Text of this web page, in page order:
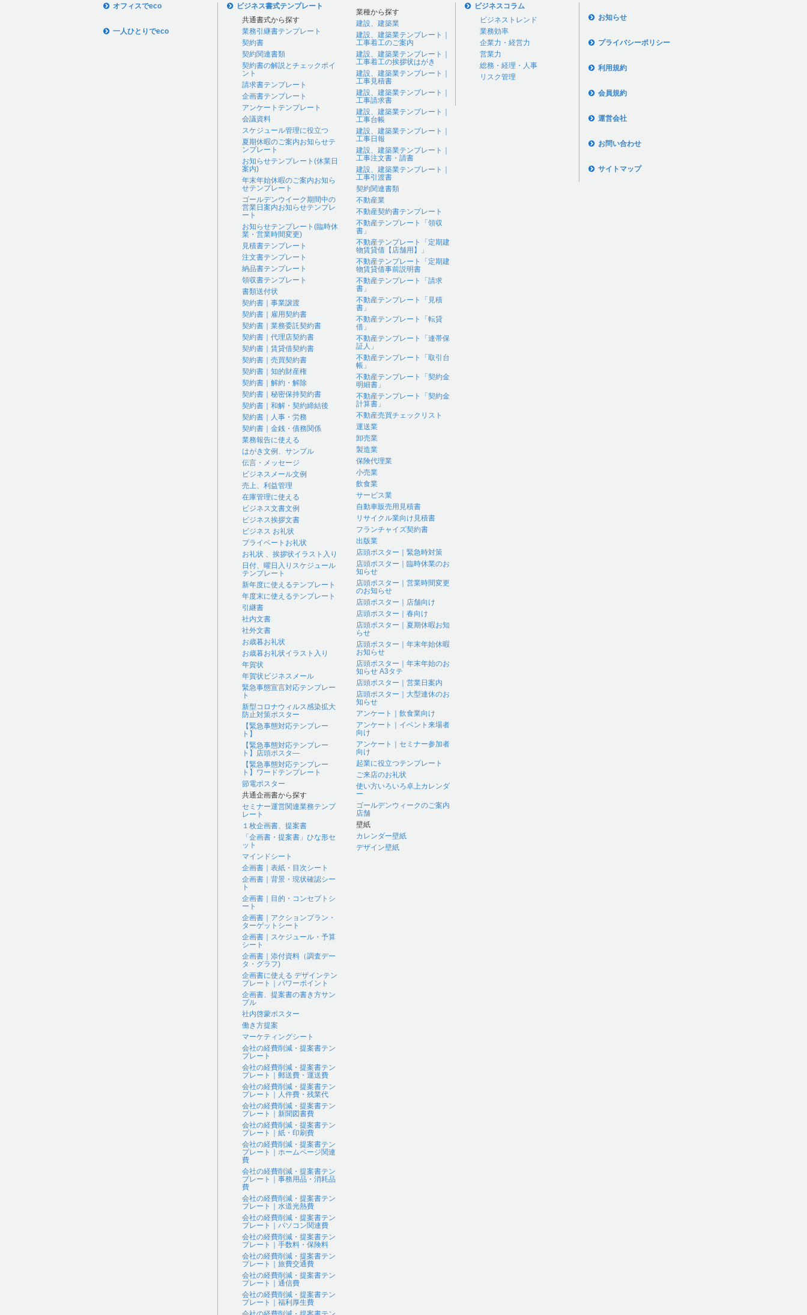
オフィスでeco
一人ひとりでeco
ビジネス書式テンプレート
共通書式から探す
業務引継書テンプレート
契約書
契約関連書類
契約書の解説とチェックポイ
ント
請求書テンプレート
企画書テンプレート
アンケートテンプレート
会議資料
スケジュール管理に役立つ
夏期休暇のご案内お知らせテ
ンプレート
お知らせテンプレート(休業日
案内)
年末年始休暇のご案内お知ら
せテンプレート
ゴールデンウイーク期間中の
営業日案内お知らせテンプレ
ート
お知らせテンプレート(臨時休
業・営業時間変更)
見積書テンプレート
注文書テンプレート
納品書テンプレート
領収書テンプレート
書類送付状
契約書｜事業譲渡
契約書｜雇用契約書
契約書｜業務委託契約書
契約書｜代理店契約書
契約書｜賃貸借契約書
契約書｜売買契約書
契約書｜知的財産権
契約書｜解約・解除
契約書｜秘密保持契約書
契約書｜和解・契約締結後
契約書｜人事・労務
契約書｜金銭・債務関係
業務報告に使える
はがき文例、サンプル
伝言・メッセージ
ビジネスメール文例
売上、利益管理
在庫管理に使える
ビジネス文書文例
ビジネス挨拶文書
ビジネス お礼状
プライベートお礼状
お礼状 、挨拶状イラスト入り
日付、曜日入りスケジュール
テンプレート
新年度に使えるテンプレート
年度末に使えるテンプレート
引継書
社内文書
社外文書
お歳暮お礼状
お歳暮お礼状イラスト入り
年賀状
年賀状ビジネスメール
緊急事態宣言対応テンプレー
ト
新型コロナウィルス感染拡大
防止対策ポスター
【緊急事態対応テンプレー
ト】
【緊急事態対応テンプレー
ト】店頭ポスタ―
【緊急事態対応テンプレー
ト】ワードテンプレート
節電ポスター
共通企画書から探す
セミナー運営関連業務テンプ
レート
１枚企画書、提案書
「企画書・提案書」ひな形セ
ット
マインドシート
企画書｜表紙・目次シート
企画書｜背景・現状確認シー
ト
企画書｜目的・コンセプトシ
ート
企画書｜アクションプラン・
ターゲットシート
企画書｜スケジュール・予算
シート
企画書｜添付資料（調査デー
タ・グラフ)
企画書に使える デザインテン
プレート｜パワーポイント
企画書、提案書の書き方サン
プル
社内啓蒙ポスター
働き方提案
マーケティングシート
会社の経費削減・提案書テン
プレート
会社の経費削減・提案書テン
プレート｜郵送費・運送費
会社の経費削減・提案書テン
プレート｜人件費・残業代
会社の経費削減・提案書テン
プレート｜新聞図書費
会社の経費削減・提案書テン
プレート｜紙・印刷費
会社の経費削減・提案書テン
プレート｜ホームページ関連
費
会社の経費削減・提案書テン
プレート｜事務用品・消耗品
費
会社の経費削減・提案書テン
プレート｜水道光熱費
会社の経費削減・提案書テン
プレート｜パソコン関連費
会社の経費削減・提案書テン
プレート｜手数料・保険料
会社の経費削減・提案書テン
プレート｜旅費交通費
会社の経費削減・提案書テン
プレート｜通信費
会社の経費削減・提案書テン
プレート｜福利厚生費
業種から探す
建設、建築業
建設、建築業テンプレート｜
工事着工のご案内
建設、建築業テンプレート｜
工事着工の挨拶状はがき
建設、建築業テンプレート｜
工事見積書
建設、建築業テンプレート｜
工事請求書
建設、建築業テンプレート｜
工事台帳
建設、建築業テンプレート｜
工事日報
建設、建築業テンプレート｜
工事注文書・請書
建設、建築業テンプレート｜
工事引渡書
契約関連書類
不動産業
不動産契約書テンプレート
不動産テンプレート「領収
書」
不動産テンプレート「定期建
物賃貸借【店舗用】」
不動産テンプレート「定期建
物賃貸借事前説明書
不動産テンプレート「請求
書」
不動産テンプレート「見積
書」
不動産テンプレート「転貸
借」
不動産テンプレート「連帯保
証人」
不動産テンプレート「取引台
帳」
不動産テンプレート「契約金
明細書」
不動産テンプレート「契約金
計算書」
不動産売買チェックリスト
運送業
卸売業
製造業
保険代理業
小売業
飲食業
サービス業
自動車販売用見積書
リサイクル業向け見積書
フランチャイズ契約書
出版業
店頭ポスター｜緊急時対策
店頭ポスター｜臨時休業のお
知らせ
店頭ポスター｜営業時間変更
のお知らせ
店頭ポスター｜店舗向け
店頭ポスター｜春向け
店頭ポスター｜夏期休暇お知
らせ
店頭ポスター｜年末年始休暇
お知らせ
店頭ポスター｜年末年始のお
知らせ A3タテ
店頭ポスター｜営業日案内
店頭ポスター｜大型連休のお
知らせ
アンケート｜飲食業向け
アンケート｜イベント来場者
向け
アンケート｜セミナー参加者
向け
起業に役立つテンプレート
ご来店のお礼状
使い方いろいろ卓上カレンダ
ー
ゴールデンウィークのご案内
店舗
壁紙
カレンダー壁紙
デザイン壁紙
ビジネスコラム
ビジネストレンド
業務効率
企業力・経営力
営業力
総務・経理・人事
リスク管理
お知らせ
プライバシーポリシー
利用規約
会員規約
運営会社
お問い合わせ
サイトマップ